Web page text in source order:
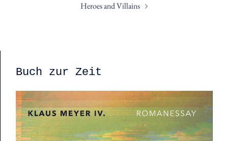
Heroes and Villains
Buch zur Zeit